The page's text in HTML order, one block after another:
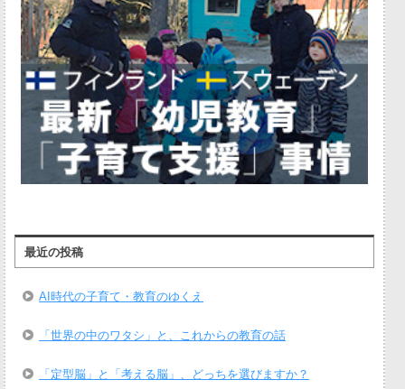
最近の投稿
AI時代の子育て・教育のゆくえ
「世界の中のワタシ」と、これからの教育の話
「定型脳」と「考える脳」、どっちを選びますか？